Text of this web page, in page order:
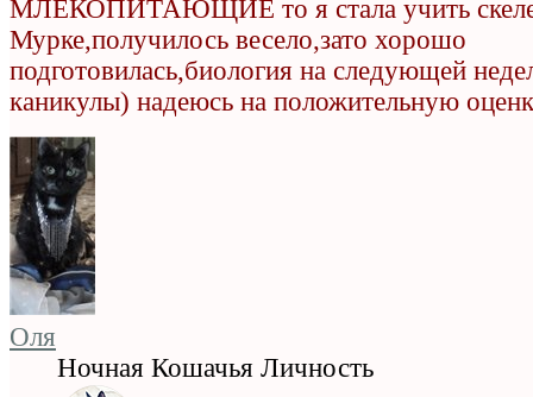
МЛЕКОПИТАЮЩИЕ то я стала учить
Мурке,получилось весело,зато хорошо
подготовилась,биология на следующей
каникулы) надеюсь на положительную
Оля
Ночная Кошачья Личность